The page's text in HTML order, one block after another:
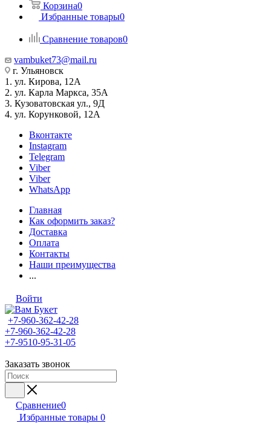
Корзина0
Избранные товары0
Сравнение товаров0
vambuket73@mail.ru
г. Ульяновск
1. ул. Кирова, 12А
2. ул. Карла Маркса, 35А
3. Кузоватовская ул., 9Д
4. ул. Корунковой, 12А
Вконтакте
Instagram
Telegram
Viber
Viber
WhatsApp
Главная
Как оформить заказ?
Доставка
Оплата
Контакты
Наши преимущества
...
Войти
+7-960-362-42-28
+7-960-362-42-28
+7-9510-95-31-05
Заказать звонок
Сравнение0
Избранные товары 0